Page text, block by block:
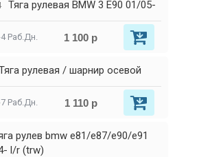
Тяга рулевая BMW 3 E90 01/05-
Раб.Дн. 1 100 р
рулевая / шарнир осевой
Раб.Дн. 1 110 р
рулев bmw e81/e87/e90/e91
l/r (trw)